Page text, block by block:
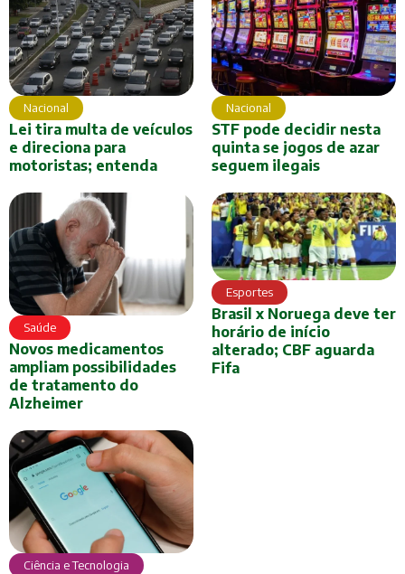
Nacional
Lei tira multa de veículos
e direciona para
motoristas; entenda
Nacional
STF pode decidir nesta
quinta se jogos de azar
seguem ilegais
Saúde
Novos medicamentos
ampliam possibilidades
de tratamento do
Alzheimer
Esportes
Brasil x Noruega deve ter
horário de início
alterado; CBF aguarda
Fifa
Ciência e Tecnologia